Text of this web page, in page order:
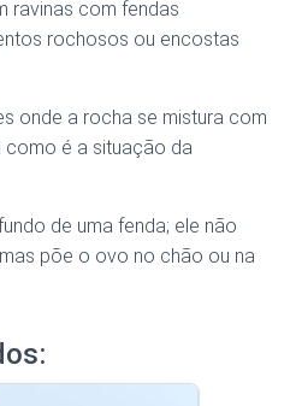
ravinas com fendas
rochosos ou encostas
onde a rocha se mistura com
como é a situação da
de uma fenda; ele não
põe o ovo no chão ou na